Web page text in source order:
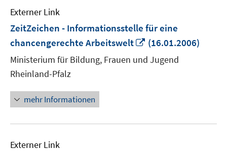
Externer Link
ZeitZeichen - Informationsstelle für eine
chancengerechte Arbeitswelt
In
neuem
Fenster
(16.01.2006)
Ministerium für Bildung, Frauen und Jugend
Rheinland-Pfalz
mehr Informationen
Externer Link